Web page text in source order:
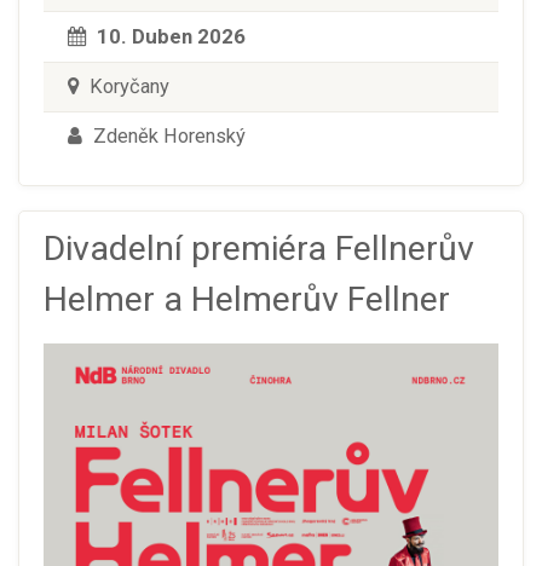
10. Duben 2026
Koryčany
Zdeněk Horenský
Divadelní premiéra Fellnerův
Helmer a Helmerův Fellner